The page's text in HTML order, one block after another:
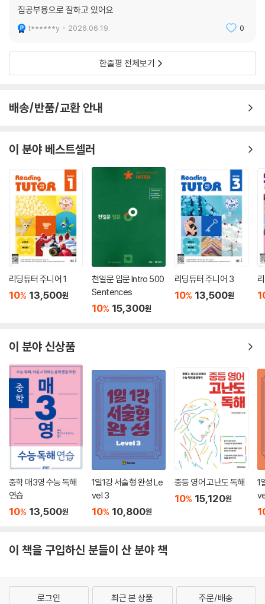
집공부용으로 잘하고 있어요
t******y 2026.06.19. 0
한줄평 전체보기
배송/반품/교환 안내
이 분야 베스트셀러
리딩튜터 주니어 1
10% 13,500원
천일문 입문 Intro 500
Sentences
10% 15,300원
리딩튜터 주니어 3
10% 13,500원
이 분야 신상품
중학 매3영 수능 독해
연습
10% 13,500원
1일1강 서술형 완성 Le
vel 3
10% 10,800원
중등 영어 고난도 독해
10% 15,120원
1
이 책을 구입하신 분들이 산 분야 책
로그인 최근 본 상품 주문/배송